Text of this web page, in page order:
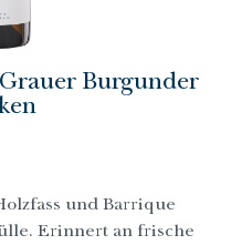
Burgunder
und Barrique
Erinnert an frische